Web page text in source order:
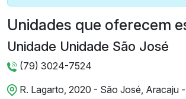
Unidades que oferecem
Unidade Unidade São José
(79) 3024-7524
R. Lagarto, 2020 - São José, Aracaju